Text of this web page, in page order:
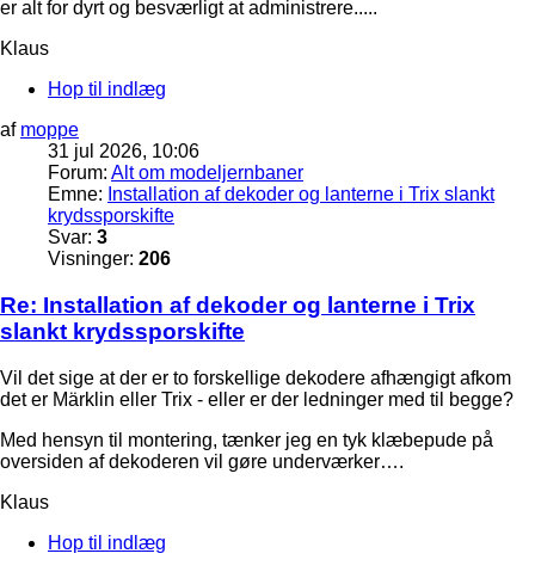
er alt for dyrt og besværligt at administrere.....
Klaus
Hop til indlæg
af moppe
31 jul 2026, 10:06
Forum: Alt om modeljernbaner
Emne: Installation af dekoder og lanterne i Trix slankt
krydssporskifte
Svar: 3
Visninger: 206
Re: Installation af dekoder og lanterne i Trix
slankt krydssporskifte
Vil det sige at der er to forskellige dekodere afhængigt afkom
det er Märklin eller Trix - eller er der ledninger med til begge?
Med hensyn til montering, tænker jeg en tyk klæbepude på
oversiden af dekoderen vil gøre underværker….
Klaus
Hop til indlæg